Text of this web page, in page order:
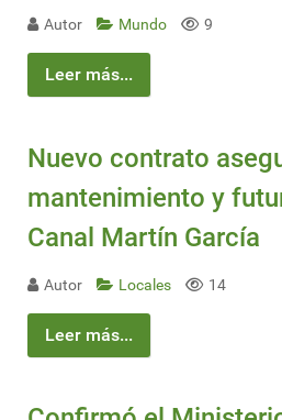
Autor Mundo 9
Leer más...
Nuevo contrato
mantenimiento y
Canal Martín García
Autor Locales 14
Leer más...